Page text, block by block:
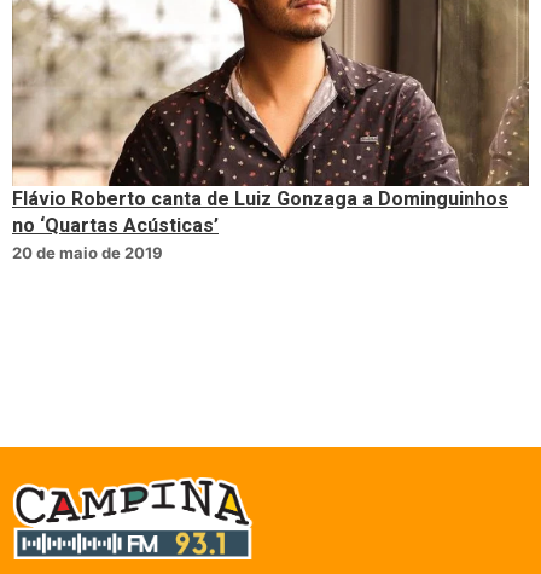
Flávio Roberto canta de Luiz Gonzaga a Dominguinhos
no ‘Quartas Acústicas’
20 de maio de 2019